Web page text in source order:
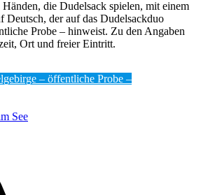
– öffent­li­che Probe –